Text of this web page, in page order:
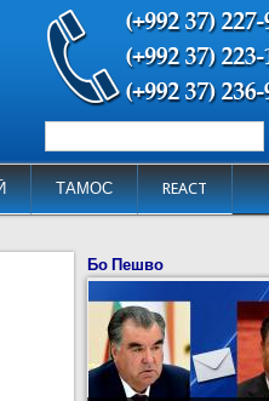
ТАМОС REACT
Форма поиска
Бо Пешво